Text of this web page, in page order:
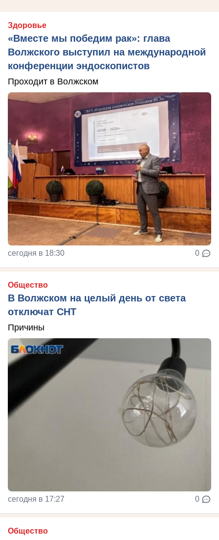
Здоровье
«Вместе мы победим рак»: глава
Волжского выступил на международной
конференции эндоскопистов
Проходит в Волжском
сегодня в 18:30 0
Общество
В Волжском на целый день от света
отключат СНТ
Причины
сегодня в 17:27 0
Общество